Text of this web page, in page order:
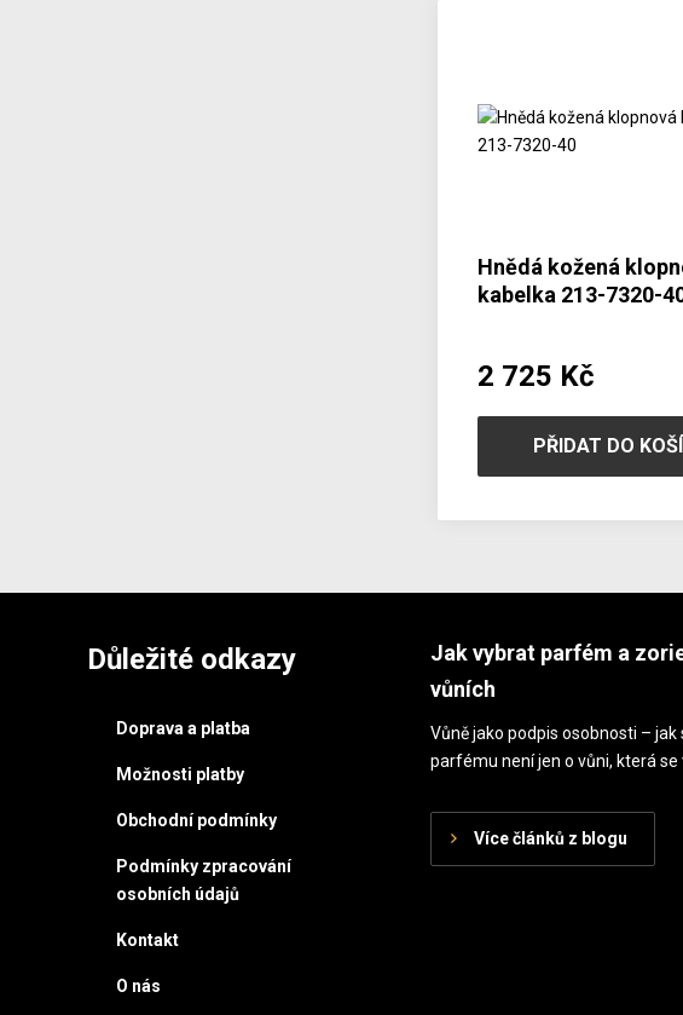
Hnědá kožená
kabelka 213-7320-
2 725 Kč
PŘIDAT DO
Důležité odkazy
Doprava a platba
Možnosti platby
Obchodní podmínky
Podmínky zpracování
osobních údajů
Kontakt
O nás
Jak vybrat parfém a
vůních
Vůně jako podpis osobnosti –
parfému není jen o vůni, která se
Více článků z blogu